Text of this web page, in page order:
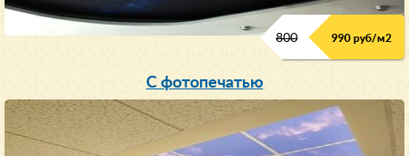
800 990 руб/м2
С фотопечатью